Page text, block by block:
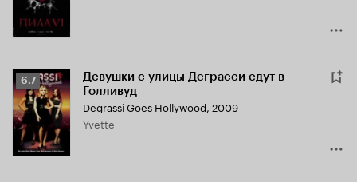
Рейтинг
Кинопоиска
6.7
6.7
Девушки с улицы Деграсси едут в
Голливуд
Degrassi Goes Hollywood, 2009
Yvette